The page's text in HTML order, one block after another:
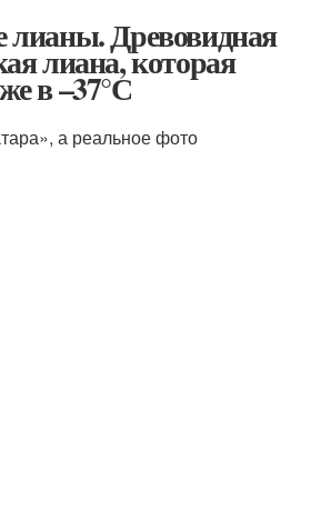
лианы. Древовидная
лиана, которая
в –37°С
а реальное фото